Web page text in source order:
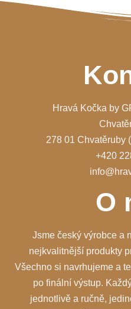
Hravá Kočka by
278 01 Chvatěruby
+420
O
Jsme český výrobce a
nejkvalitnější produkty
Všechno si navrhujeme a
po finální výstup.
jednotlivě a ručně,